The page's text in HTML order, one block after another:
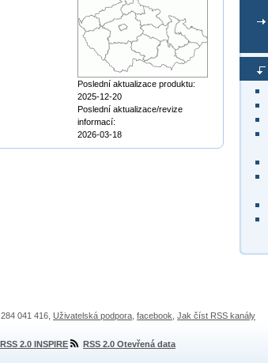
Poslední aktualizace produktu:
2025-12-20
Poslední aktualizace/revize
informací:
2026-03-18
041 416, Uživatelská podpora facebook Jak číst RSS kanály
RSS 2.0 INSPIRE RSS 2.0 Otevřená data